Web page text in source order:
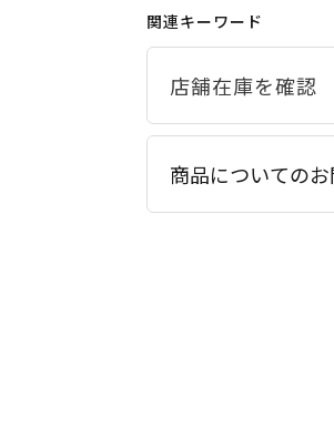
関連キーワード
商品についての